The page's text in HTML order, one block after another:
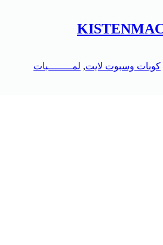
كوبات وسبوت لايت, لمــــــــبات